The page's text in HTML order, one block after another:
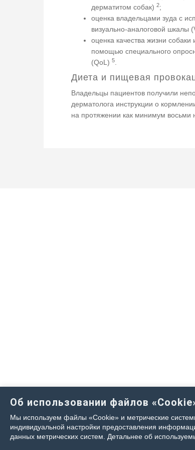
дерматитом собак) 2;
оценка владельцами зуда с
визуально-аналоговой шкалы
оценка качества жизни собаки
помощью специального
(QoL) 5
Диета и пищевая
Владельцы пациентов получили
дерматолога инструкции о
на протяжении как минимум восьми
Об использовании файлов
Мы используем файлы «Cookie» и метрические
индивидуальной настройки предоставления
данных метрических систем. Детальнее об